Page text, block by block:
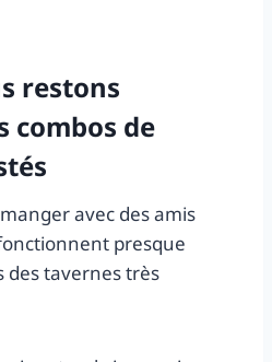
restons
combos de
avec des amis
presque
des tavernes très